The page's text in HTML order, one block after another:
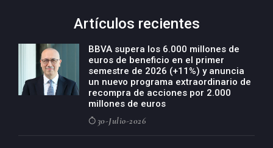
Artículos recientes
BBVA supera los 6.000 millones de
euros de beneficio en el primer
semestre de 2026 (+11%) y anuncia
un nuevo programa extraordinario de
recompra de acciones por 2.000
millones de euros
30-Julio-2026